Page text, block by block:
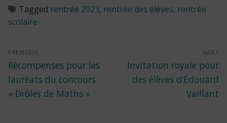
Tagged rentrée 2023, rentrée des élèves, rentrée
scolaire
Navigation
de
l’article
PREVIOUS
Previous
post:
Récompenses pour les
lauréats du concours
« Drôles de Maths »
NEXT
Next
post:
Invitation royale pour
des élèves d’Édouard
Vaillant